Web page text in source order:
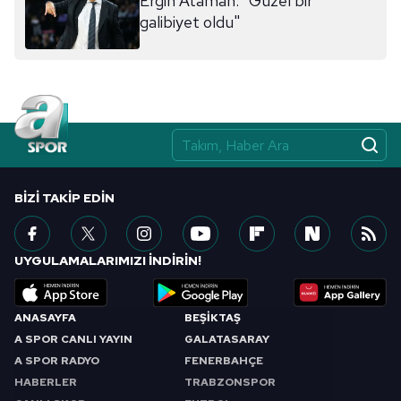
galibiyet oldu"
ANASAYFA
A SPOR CANLI YAYIN
A SPOR RADYO
HABERLER
BEŞİKTAŞ
GALATASARAY
FENERBAHÇE
TRABZONSPOR
BIZI TAKIP EDIN
UYGULAMALARIMIZI İNDİRİN!